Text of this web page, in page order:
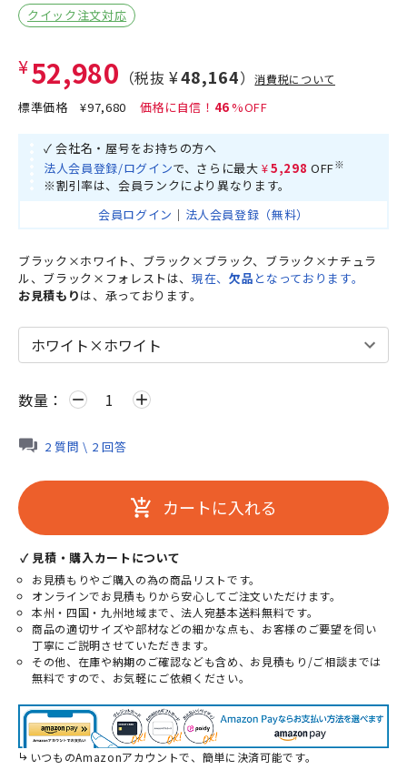
クイック注文対応
¥52,980 （税抜 ¥48,164）消費税について
標準価格¥97,680 46
✓ 会社名・屋号をお持ちの方へ
法人会員登録/ログインで、さらに最大 ¥5,298 OFF※
※割引率は、会員ランクにより異なります。
会員ログイン ｜ 法人会員登録（無料）
ブラック×ホワイト、ブラック×ブラック、ブラック×ナチュラ
ル、ブラック×フォレストは、現在、欠品 となっております。
お見積もりは、承っております。
数量： remove add
2 質問 \ 2 回答
add_shopping_cart カートに入れる
✓ 見積・購入カートについて
お見積もりやご購入の為の商品リストです。
オンラインでお見積もりから安心してご注文いただけます。
本州・四国・九州地域まで、法人宛基本送料無料です。
商品の適切サイズや部材などの細かな点も、お客様のご要望を伺い
丁寧にご説明させていただきます。
その他、在庫や納期のご確認なども含め、お見積もり/ご相談までは
無料ですので、お気軽にご依頼ください。
いつものAmazonアカウントで、簡単に決済可能です。